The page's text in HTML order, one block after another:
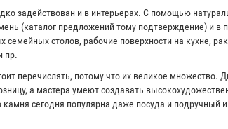
задействован и в интерьерах. С помощью
(каталог предложений тому подтверждение) и
столов, рабочие поверхности на кухне,
пр.
перечислять, потому что их великое
а мастера умеют создавать
сегодня популярна даже посуда и